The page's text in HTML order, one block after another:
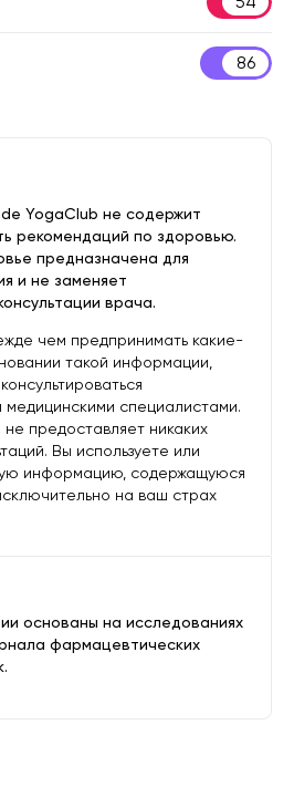
86
основаны на исследованиях
фармацевтических
YogaClub не содержит
рекомендаций по здоровью.
предназначена для
и не заменяет
врача.
чем предпринимать какие-
такой информации,
специалистами.
предоставляет никаких
Вы используете или
информацию, содержащуюся
на ваш страх